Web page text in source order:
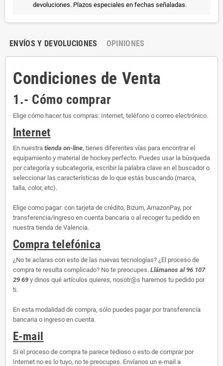
devoluciones. Plazos especiales en fechas señaladas.
ENVÍOS Y DEVOLUCIONES OPINIONES
Condiciones de Venta
1.- Cómo comprar
Elige cómo hacer tus compras: Internet, teléfono o correo electrónico.
Internet
En nuestra tienda on-line, tienes diferentes vías para encontrar el
equipamiento y material de hockey perfecto. Puedes usar la búsqueda
por categoría y subcategoría, escribir la palabra clave en el buscador o
seleccionar las características de lo que estás buscando (marca,
talla, color, etc).
Elige como pagar: con tarjeta de crédito, Bizum, AmazonPay, por
transferencia/ingreso en cuenta bancaria o al recoger tu pedido en
nuestra tienda de Valencia.
Compra telefónica
¿No te aclaras con esto de las nuevas tecnologías? ¿El proceso de
compra te resulta complicado? No te preocupes. Llámanos al 96 107
29 69 y dinos qué artículos quieres, nosotr@s haremos tu pedido por
ti.
En esta modalidad de compra, sólo puedes pagar por transferencia
bancaria o ingreso en cuenta.
E-mail
Si el proceso de compra te parece tedioso o esto de comprar por
Internet no es lo tuyo, no te preocupes. Envíanos un e-mail a